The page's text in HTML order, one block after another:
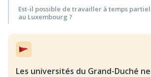
Est-il possible de travailler à temps
au Luxembourg ?
Les universités du Grand-Duché